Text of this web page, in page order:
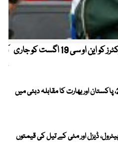
کیریبین پریمیئر لیگ ، قومی کرکٹرز کو این او سی 19 اگست کو جاری
ویمنز ایشیا کپ 2026، پاکستان اور بھارت کا مقابلہ دبئی میں
ڈیزل اور مٹی کے تیل کی قیمتوں